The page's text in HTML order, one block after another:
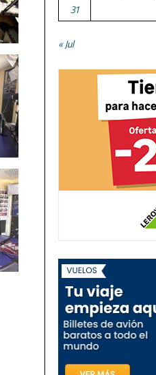
31
« Jul